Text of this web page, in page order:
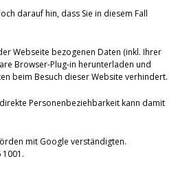
darauf hin, dass Sie in diesem Fall
Webseite bezogenen Daten (inkl. Ihrer
Browser-Plug-in herunterladen und
beim Besuch dieser Website verhindert.
Personenbeziehbarkeit kann damit
mit Google verständigten.